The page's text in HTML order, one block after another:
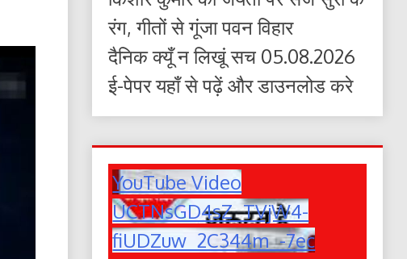
रंग, गीतों से गूंजा पवन विहार
दैनिक क्यूँ न लिखूं सच 05.08.2026
ई-पेपर यहाँ से पढ़ें और डाउनलोड करे
YouTube Video
UCTNsGD4sZ_TVjW4-
fiUDZuw_2C344m_-7ec